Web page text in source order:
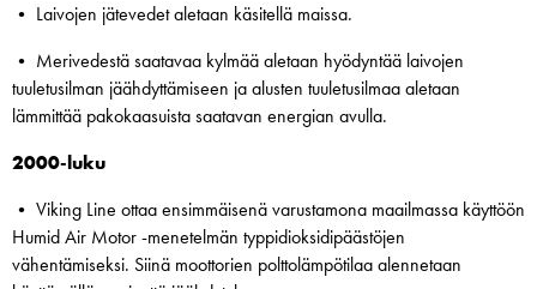
• Laivojen jätevedet aletaan käsitellä maissa.
• Merivedestä saatavaa kylmää aletaan hyödyntää laivojen
tuuletusilman jäähdyttämiseen ja alusten tuuletusilmaa aletaan
lämmittää pakokaasuista saatavan energian avulla.
2000-luku
• Viking Line ottaa ensimmäisenä varustamona maailmassa käyttöön
Humid Air Motor -menetelmän typpidioksidipäästöjen
vähentämiseksi. Siinä moottorien polttolämpötilaa alennetaan